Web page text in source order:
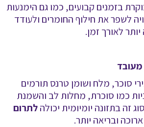
בזמנים קבועים, כמו גם הימנעות
לשפר את חילוף החומרים ולעודד
לאורך זמן.
מעובד
סוכר, מלח ושומן טרנס תורמים
כמו סוכרת, מחלות לב והשמנת
זה בתזונה יומיומית יכולהלתרום
ובריאה יותר.